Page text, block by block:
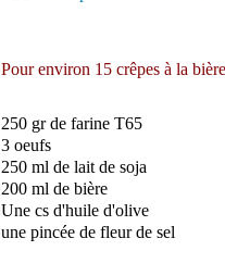
Pour environ 15 crêpes à la
250 gr de farine T65
3 oeufs
250 ml de lait de soja
200 ml de bière
Une cs d'huile d'olive
une pincée de fleur de sel